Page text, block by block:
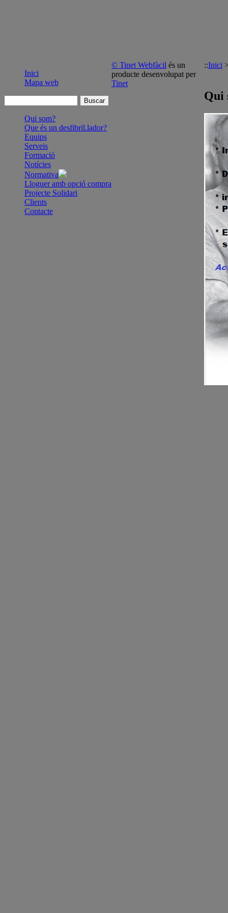
Inici
Mapa web
Qui som?
Que és un desfibril.lador?
Equips
Serveis
Formació
Notícies
Normativa
Lloguer amb opció compra
Projecte Solidari
Clients
Contacte
::Inici
Qui
© Tinet Webfàcil és un
producte desenvolupat per
Tinet